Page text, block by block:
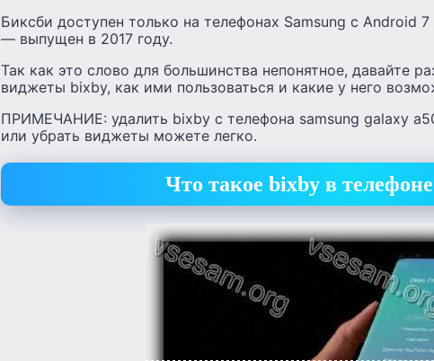
Биксби доступен только на телефонах Samsung с Android
— выпущен в 2017 году.
Так как это слово для большинства непонятное, давайте
виджеты bixby, как ими пользоваться и какие у него
ПРИМЕЧАНИЕ: удалить bixby с телефона samsung galaxy
или убрать виджеты можете легко.
Что такое bixby в